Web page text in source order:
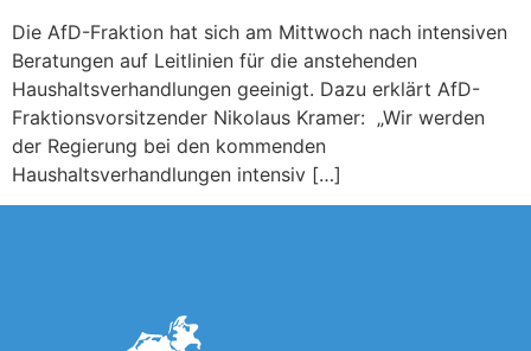
Die AfD-Fraktion hat sich am Mittwoch nach intensiven
Beratungen auf Leitlinien für die anstehenden
Haushaltsverhandlungen geeinigt. Dazu erklärt AfD-
Fraktionsvorsitzender Nikolaus Kramer: „Wir werden
der Regierung bei den kommenden
Haushaltsverhandlungen intensiv […]